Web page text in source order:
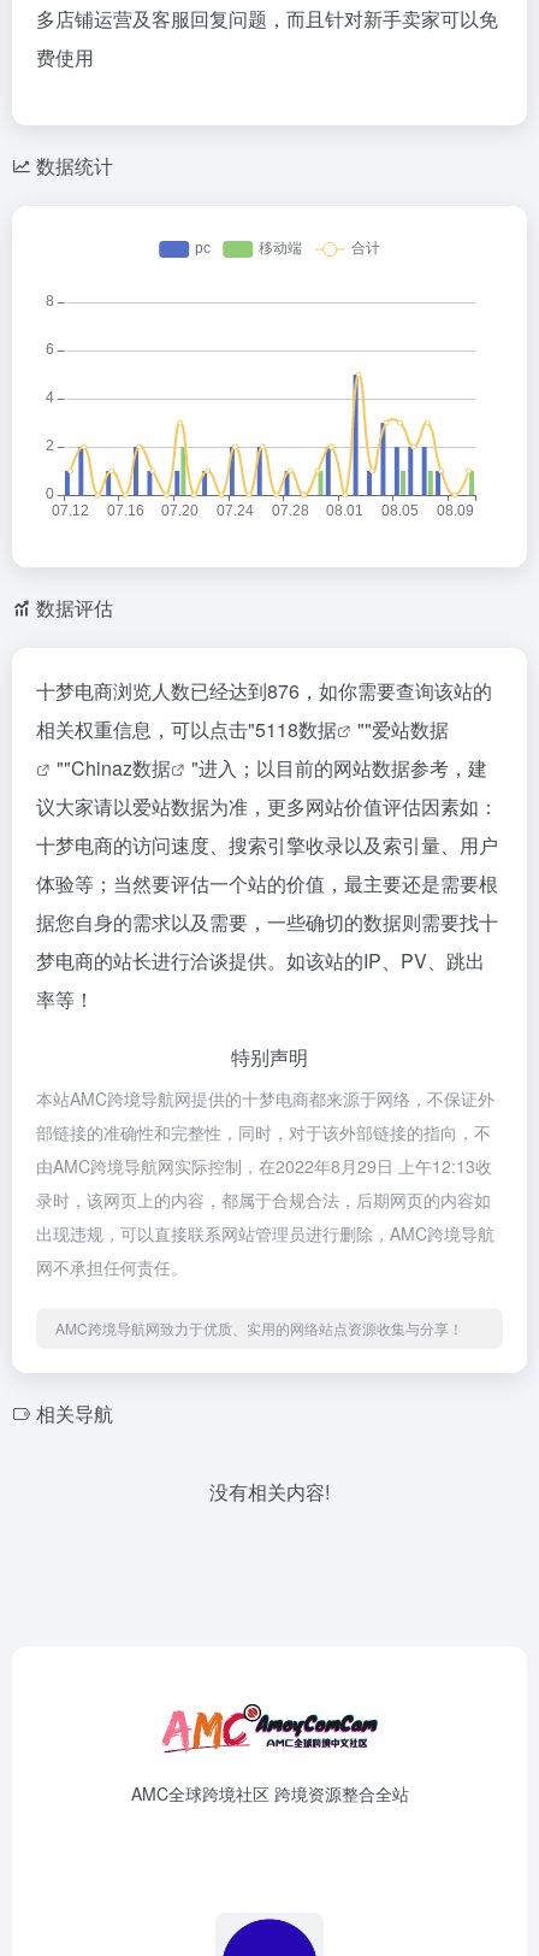
多店铺运营及客服回复问题，而且针对新手卖家可以免
费使用
数据统计
数据评估
十梦电商浏览人数已经达到876，如你需要查询该站的
相关权重信息，可以点击"5118数据 ""爱站数据
""Chinaz数据
"进入；以目前的网站数据参考，建
议大家请以爱站数据为准，更多网站价值评估因素如：
十梦电商的访问速度、搜索引擎收录以及索引量、用户
体验等；当然要评估一个站的价值，最主要还是需要根
据您自身的需求以及需要，一些确切的数据则需要找十
梦电商的站长进行洽谈提供。如该站的IP、PV、跳出
率等！
特别声明
本站AMC跨境导航网提供的十梦电商都来源于网络，不保证外
部链接的准确性和完整性，同时，对于该外部链接的指向，不
由AMC跨境导航网实际控制，在2022年8月29日 上午12:13收
录时，该网页上的内容，都属于合规合法，后期网页的内容如
出现违规，可以直接联系网站管理员进行删除，AMC跨境导航
网不承担任何责任。
AMC跨境导航网致力于优质、实用的网络站点资源收集与分享！
相关导航
没有相关内容!
AMC全球跨境社区 跨境资源整合全站